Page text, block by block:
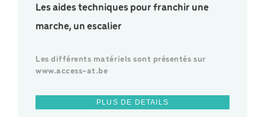
Les aides techniques pour franchir une
marche, un escalier
Les différents matériels sont présentés sur
www.access-at.be
PLUS DE DETAILS